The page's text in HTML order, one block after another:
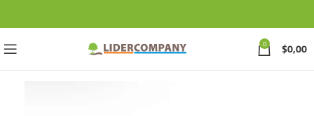
0 $0,00